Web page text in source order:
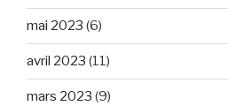
mai 2023 (6)
avril 2023 (11)
mars 2023 (9)